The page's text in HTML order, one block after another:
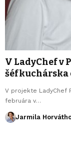
V LadyChef v
V projekte LadyChef
februára v…
Jarmila